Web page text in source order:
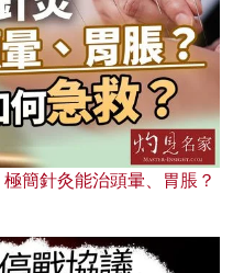
簡針灸能治頭暈、胃脹？